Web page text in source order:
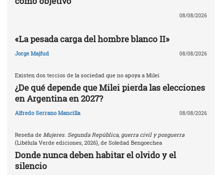
08/08/2026
«La pesada carga del hombre blanco II»
Jorge Majfud 08/08/2026
Existen dos tercios de la sociedad que no apoya a Milei
¿De qué depende que Milei pierda las elecciones
en Argentina en 2027?
Alfredo Serrano Mancilla 08/08/2026
Reseña de Mujeres. Segunda República, guerra civil y posguerra
(Libélula Verde ediciones, 2026), de Soledad Bengoechea
Donde nunca deben habitar el olvido y el
silencio